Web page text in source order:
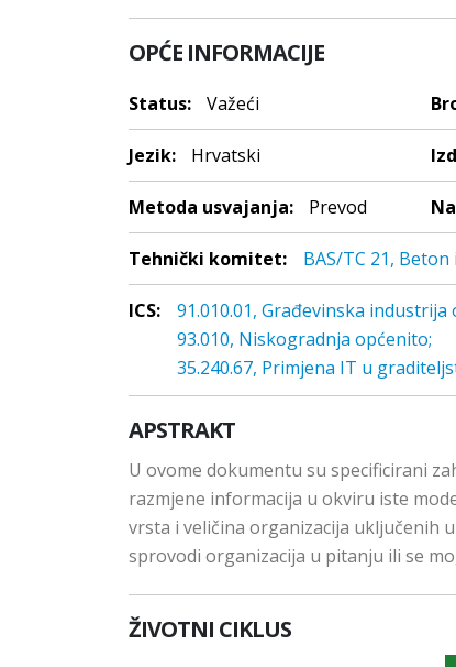
OPĆE INFORMACIJE
Status: Važeći
Jezik: Hrvatski
Metoda usvajanja: Prevod
Tehnički komitet: BAS/TC 21,
ICS:
91.010.01, Građevinska industrija
93.010, Niskogradnja općenito;
35.240.67, Primjena IT u
APSTRAKT
U ovome dokumentu su specificirani
razmjene informacija u okviru iste
vrsta i veličina organizacija uključenih
sprovodi organizacija u pitanju ili se
ŽIVOTNI CIKLUS